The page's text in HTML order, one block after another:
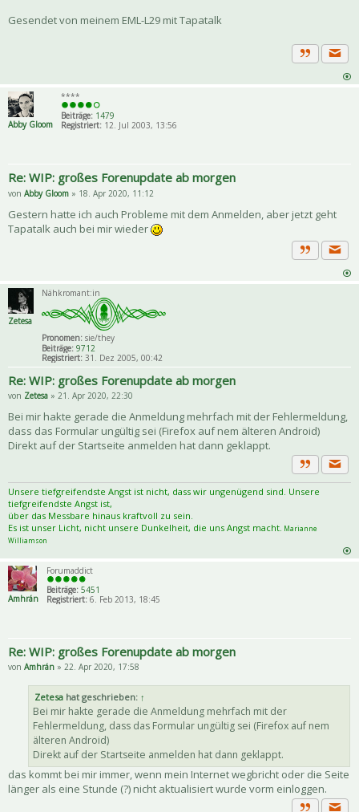
Gesendet von meinem EML-L29 mit Tapatalk
Zitat
Abby Gloom
****
Beiträge: 1479
Registriert: 12. Jul 2003, 13:56
Re: WIP: großes Forenupdate ab morgen
von Abby Gloom » 18. Apr 2020, 11:12
Gestern hatte ich auch Probleme mit dem Anmelden, aber jetzt geht
Tapatalk auch bei mir wieder
Zitat
Zetesa
Nähkromant:in
Pronomen: sie/they
Beiträge: 9712
Registriert: 31. Dez 2005, 00:42
Re: WIP: großes Forenupdate ab morgen
von Zetesa » 21. Apr 2020, 22:30
Bei mir hakte gerade die Anmeldung mehrfach mit der Fehlermeldung,
dass das Formular ungültig sei (Firefox auf nem älteren Android)
Direkt auf der Startseite anmelden hat dann geklappt.
Zitat
Unsere tiefgreifendste Angst ist nicht, dass wir ungenügend sind. Unsere
tiefgreifendste Angst ist,
über das Messbare hinaus kraftvoll zu sein.
Es ist unser Licht, nicht unsere Dunkelheit, die uns Angst macht. Marianne
Williamson
Amhrán
Forumaddict
Beiträge: 5451
Registriert: 6. Feb 2013, 18:45
Re: WIP: großes Forenupdate ab morgen
von Amhrán » 22. Apr 2020, 17:58
Zetesa hat geschrieben: ↑
Bei mir hakte gerade die Anmeldung mehrfach mit der
Fehlermeldung, dass das Formular ungültig sei (Firefox auf nem
älteren Android)
Direkt auf der Startseite anmelden hat dann geklappt.
das kommt bei mir immer, wenn mein Internet wegbricht oder die Seite
länger als eine Stunde (?) nicht aktualisiert wurde vorm einloggen.